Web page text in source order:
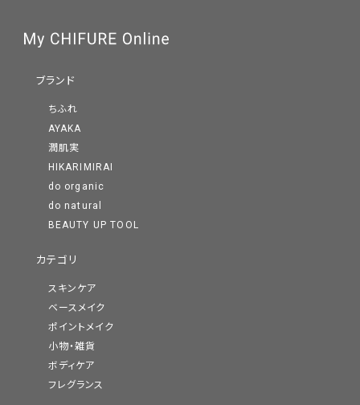
ブランド
ちふれ
AYAKA
潤肌実
HIKARIMIRAI
do organic
do natural
BEAUTY UP TOOL
カテゴリ
スキンケア
ベースメイク
ポイントメイク
小物・雑貨
ボディケア
フレグランス